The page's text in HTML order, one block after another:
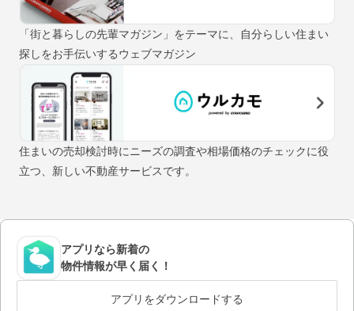
「街と暮らしの先輩マガジン」をテーマに、自分らしい住まい
探しをお手伝いするウェブマガジン
住まいの売却検討時にニーズの調査や相場価格のチェックに役
立つ、新しい不動産サービスです。
アプリなら新着の
物件情報が早く届く！
アプリをダウンロードする